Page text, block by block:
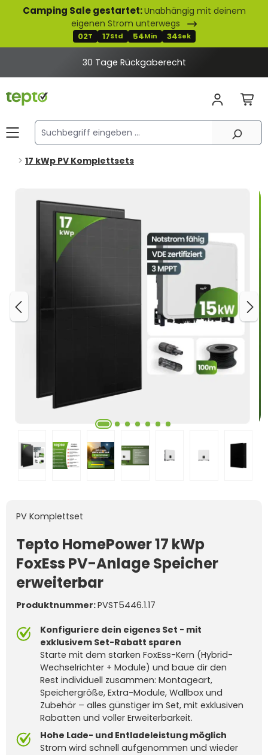
springen
Camping Sale gestartet:Unabhängig mit deinem
eigenen Strom unterwegs
02T 17Std 54Min 34Sek
30 Tage Rückgaberecht
17 kWp PV Komplettsets
PV Komplettset
Tepto HomePower 17 kWp
FoxEss PV-Anlage Speicher
erweiterbar
Produktnummer:PVST5446.1.17
Konfiguriere dein eigenes Set - mit
exklusivem Set-Rabatt sparen
Starte mit dem starken FoxEss-Kern (Hybrid-
Wechselrichter + Module) und baue dir den
Rest individuell zusammen: Montageart,
Speichergröße, Extra-Module, Wallbox und
Zubehör – alles günstiger im Set, mit exklusiven
Rabatten und voller Erweiterbarkeit.
Hohe Lade- und Entladeleistung möglich
Strom wird schnell aufgenommen und wieder